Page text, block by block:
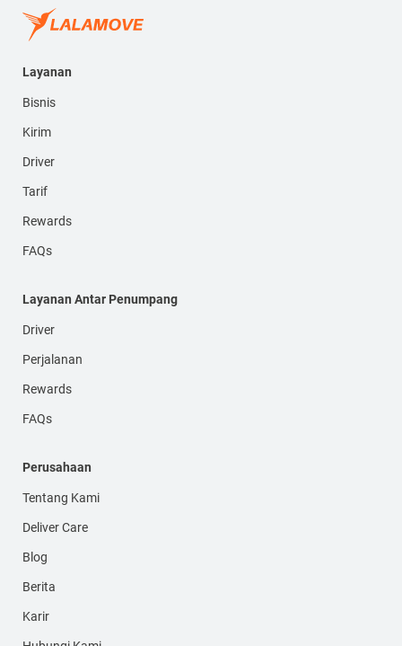
Layanan
Bisnis
Kirim
Driver
Tarif
Rewards
FAQs
Layanan Antar Penumpang
Driver
Perjalanan
Rewards
FAQs
Perusahaan
Tentang Kami
Deliver Care
Blog
Berita
Karir